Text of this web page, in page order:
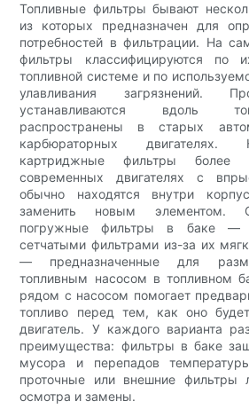
Топливные фильтры бывают
из которых предназначен для
потребностей в фильтрации. На
фильтры классифицируются по
топливной системе и по
улавливания загрязнений.
устанавливаются вдоль
распространены в старых
карбюраторных двигателях.
картриджные фильтры более
современных двигателях с
обычно находятся внутри
заменить новым элементом.
погружные фильтры в баке —
сетчатыми фильтрами из-за их
— предназначенные для
топливным насосом в топливном
рядом с насосом помогает
топливо перед тем, как оно
двигатель. У каждого варианта
преимущества: фильтры в баке
мусора и перепадов
проточные или внешние фильтры
осмотра и замены.